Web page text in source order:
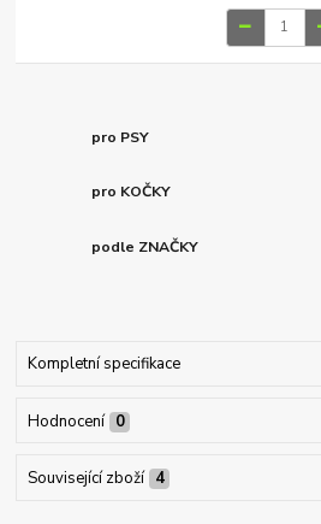
pro PSY
pro KOČKY
podle ZNAČKY
Kompletní specifikace
Hodnocení 0
Související zboží 4